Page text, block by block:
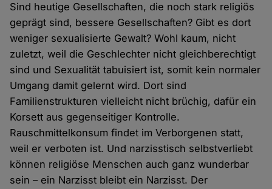
Sind heutige Gesellschaften, die noch stark religiös
geprägt sind, bessere Gesellschaften? Gibt es dort
weniger sexualisierte Gewalt? Wohl kaum, nicht
zuletzt, weil die Geschlechter nicht gleichberechtigt
sind und Sexualität tabuisiert ist, somit kein normaler
Umgang damit gelernt wird. Dort sind
Familienstrukturen vielleicht nicht brüchig, dafür ein
Korsett aus gegenseitiger Kontrolle.
Rauschmittelkonsum findet im Verborgenen statt,
weil er verboten ist. Und narzisstisch selbstverliebt
können religiöse Menschen auch ganz wunderbar
sein – ein Narzisst bleibt ein Narzisst. Der